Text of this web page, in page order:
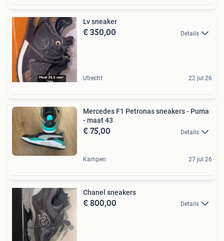
Lv sneaker
€ 350,00 Details
Utrecht 22 jul 26
Mercedes F1 Petronas sneakers - Puma
- maat 43
€ 75,00 Details
Kampen 27 jul 26
Chanel sneakers
€ 800,00 Details